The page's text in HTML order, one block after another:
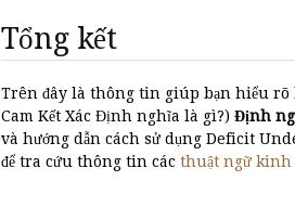
Tổng kết
Trên đây là thông tin giúp bạn hiểu rõ
Cam Kết Xác Định nghĩa là gì?) Định
và hướng dẫn cách sử dụng Deficit
để tra cứu thông tin các thuật ngữ kinh